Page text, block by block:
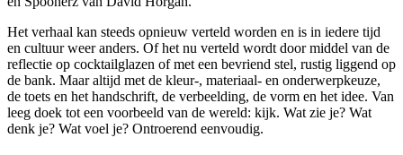
Het verhaal kan steeds opnieuw verteld worden en is in iedere tijd
en cultuur weer anders. Of het nu verteld wordt door middel van de
reflectie op cocktailglazen of met een bevriend stel, rustig liggend op
de bank. Maar altijd met de kleur-, materiaal- en onderwerpkeuze,
de toets en het handschrift, de verbeelding, de vorm en het idee. Van
leeg doek tot een voorbeeld van de wereld: kijk. Wat zie je? Wat
denk je? Wat voel je? Ontroerend eenvoudig.